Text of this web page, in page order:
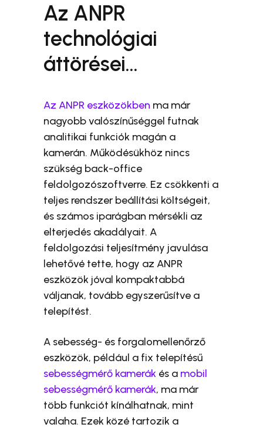
Az ANPR
technológiai
áttörései…
Az ANPR eszközökben ma már
nagyobb valószínűséggel futnak
analitikai funkciók magán a
kamerán. Működésükhöz nincs
szükség back-office
feldolgozószoftverre. Ez csökkenti a
teljes rendszer beállítási költségeit,
és számos iparágban mérsékli az
elterjedés akadályait. A
feldolgozási teljesítmény javulása
lehetővé tette, hogy az ANPR
eszközök jóval kompaktabbá
váljanak, tovább egyszerűsítve a
telepítést.
A sebesség- és forgalomellenőrző
eszközök, például a fix telepítésű
sebességmérő kamerák és a mobil
sebességmérő kamerák, ma már
több funkciót kínálhatnak, mint
valaha. Ezek közé tartozik a